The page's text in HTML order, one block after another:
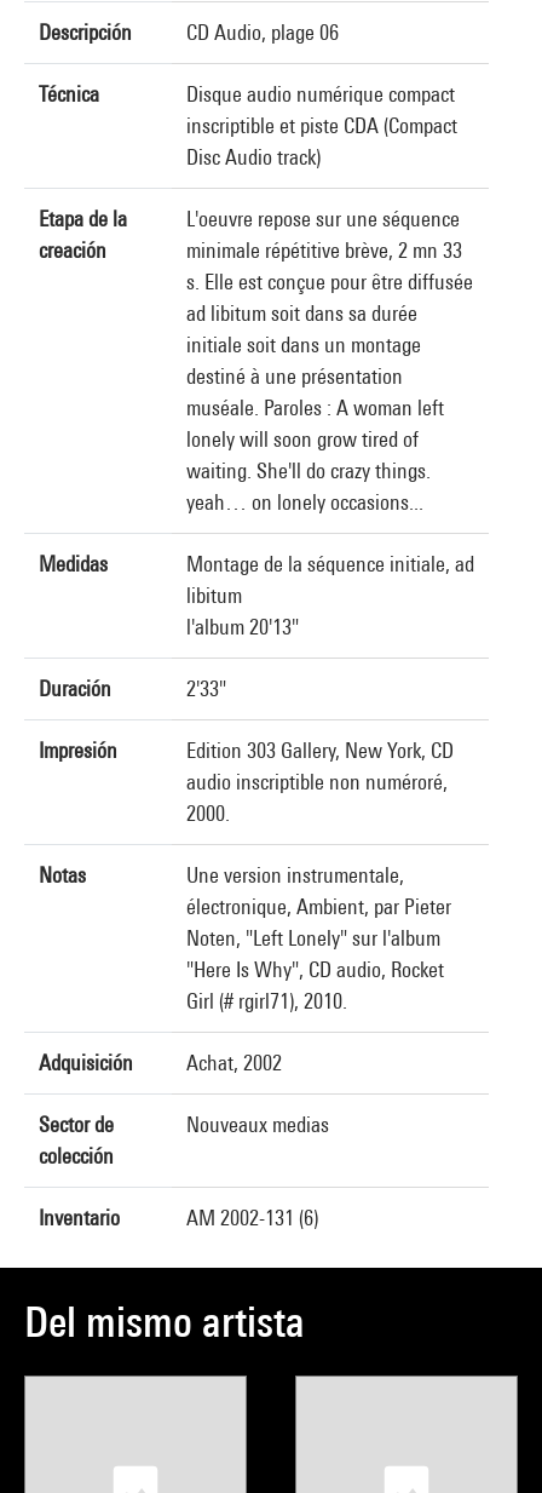
Descripción CD Audio, plage 06
Técnica
Disque audio numérique compact
inscriptible et piste CDA (Compact
Disc Audio track)
Etapa de la
creación
L'oeuvre repose sur une séquence
minimale répétitive brève, 2 mn 33
s. Elle est conçue pour être diffusée
ad libitum soit dans sa durée
initiale soit dans un montage
destiné à une présentation
muséale. Paroles : A woman left
lonely will soon grow tired of
waiting. She'll do crazy things.
yeah… on lonely occasions...
Medidas
Montage de la séquence initiale, ad
libitum
l'album 20'13"
Duración 2'33"
Impresión
Edition 303 Gallery, New York, CD
audio inscriptible non numéroré,
2000.
Notas
Une version instrumentale,
électronique, Ambient, par Pieter
Noten, "Left Lonely" sur l'album
"Here Is Why", CD audio, Rocket
Girl (# rgirl71), 2010.
Adquisición Achat, 2002
Sector de
colección
Nouveaux medias
Inventario AM 2002-131 (6)
Del mismo artista